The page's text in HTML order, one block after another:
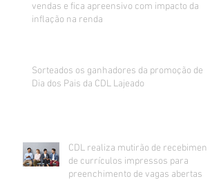
vendas e fica apreensivo com impacto da
inflação na renda
Sorteados os ganhadores da promoção de
Dia dos Pais da CDL Lajeado
CDL realiza mutirão de recebimento
de currículos impressos para
preenchimento de vagas abertas